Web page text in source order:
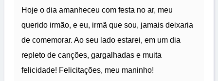
Hoje o dia amanheceu com festa no ar, meu
querido irmão, e eu, irmã que sou, jamais deixaria
de comemorar. Ao seu lado estarei, em um dia
repleto de canções, gargalhadas e muita
felicidade! Felicitações, meu maninho!